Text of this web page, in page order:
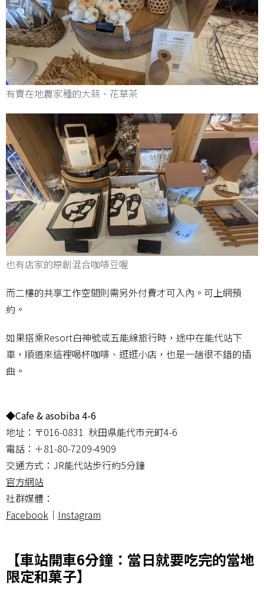
有賣在地農家種的大蒜、花草茶
也有店家的原創混合咖啡豆喔
而二樓的共享工作空間則需另外付費才可入內。可上網預
約。
如果搭乘Resort白神號或五能線旅行時，途中在能代站下
車，順道來這裡喝杯咖啡、逛逛小店，也是一趟很不錯的插
曲。
◆Cafe & asobiba 4-6
地址：〒016-0831 秋田県能代市元町4-6
電話：＋81-80-7209-4909
交通方式：JR能代站步行約5分鐘
官方網站
社群媒體：
Facebook ｜ Instagram
【車站開車6分鐘：當日就要吃完的當地
限定和菓子】